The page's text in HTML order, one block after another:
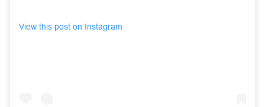
View this post on Instagram